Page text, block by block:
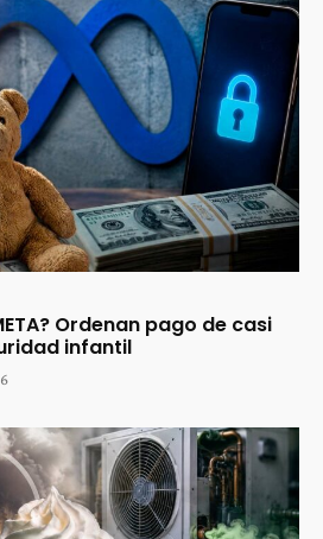
Ordenan pago de casi
infantil